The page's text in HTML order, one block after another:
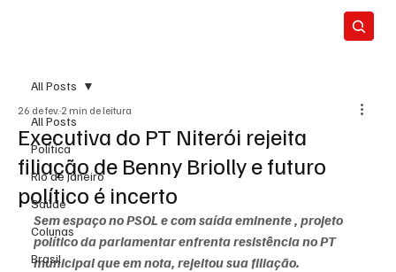
All Posts
Política
Rio de Janeiro
Saúde
Colunas
Brasil
All Posts
Executiva do PT Niterói rejeita
filiação de Benny Briolly e futuro
político é incerto
26 de fev. 2 min de leitura
Sem espaço no PSOL e com saída eminente , projeto
político da parlamentar enfrenta resistência no PT
municipal que em nota, rejeitou sua filiação.